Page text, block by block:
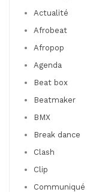
Actualité
Afrobeat
Afropop
Agenda
Beat box
Beatmaker
BMX
Break dance
Clash
Clip
Communiqué